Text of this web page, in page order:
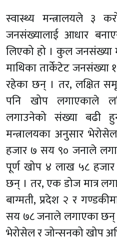
स्वास्थ्य मन्त्रालयले ३
जनसंख्यालाई आधार
लिएको हो । कुल जनसंख्या
माथिका तार्केटेट
रहेका छन् । तर, लक्षित
पनि खोप लगाएकाले
लगाउनेको संख्या बढी
मन्त्रालयका अनुसार
हजार ७ सय ९० जनाले
पूर्ण खोप ४ लाख ५८
छन् । तर, एक डोज मात्र
बाग्मती, प्रदेश २ र
सय ७८ जनाले लगाएका छन्
भेरोसेल र जोन्सनको खोप